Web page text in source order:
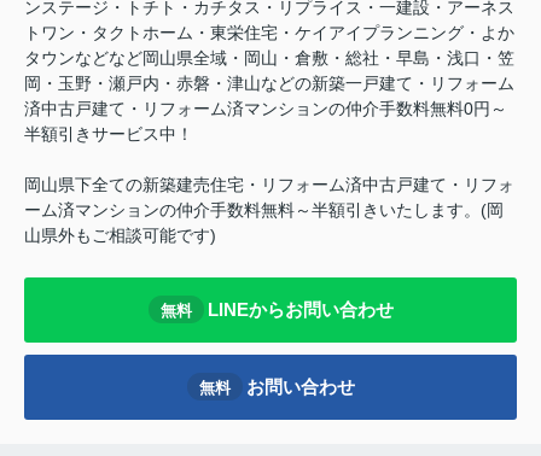
ンステージ・トチト・カチタス・リプライス・一建設・アーネス
トワン・タクトホーム・東栄住宅・ケイアイプランニング・よか
タウンなどなど岡山県全域・岡山・倉敷・総社・早島・浅口・笠
岡・玉野・瀬戸内・赤磐・津山などの新築一戸建て・リフォーム
済中古戸建て・リフォーム済マンションの仲介手数料無料0円～
半額引きサービス中！
岡山県下全ての新築建売住宅・リフォーム済中古戸建て・リフォ
ーム済マンションの仲介手数料無料～半額引きいたします。(岡
山県外もご相談可能です)
無料 LINEからお問い合わせ
無料 お問い合わせ